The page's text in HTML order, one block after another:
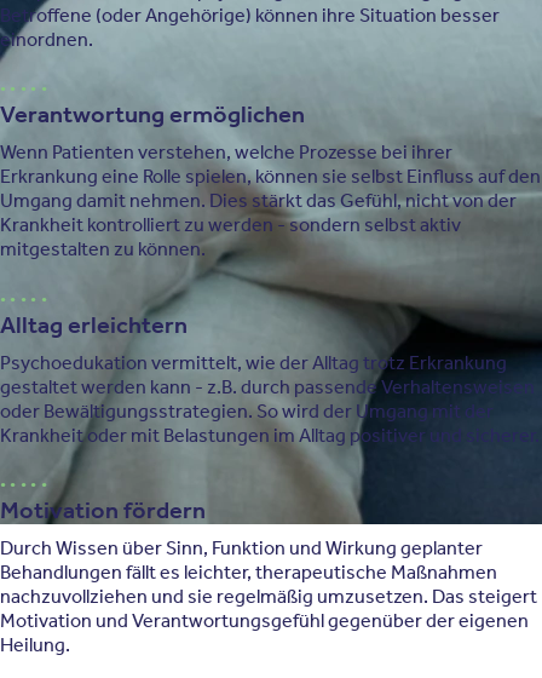
Betroffene (oder Angehörige) können ihre Situation besser
einordnen.
Verantwortung ermöglichen
Wenn Patienten verstehen, welche Prozesse bei ihrer
Erkrankung eine Rolle spielen, können sie selbst Einfluss auf den
Umgang damit nehmen. Dies stärkt das Gefühl, nicht von der
Krankheit kontrolliert zu werden - sondern selbst aktiv
mitgestalten zu können.
Alltag erleichtern
Psychoedukation vermittelt, wie der Alltag trotz Erkrankung
gestaltet werden kann - z.B. durch passende Verhaltensweisen
oder Bewältigungsstrategien. So wird der Umgang mit der
Krankheit oder mit Belastungen im Alltag positiver und sicherer.
Motivation fördern
Durch Wissen über Sinn, Funktion und Wirkung geplanter
Behandlungen fällt es leichter, therapeutische Maßnahmen
nachzuvollziehen und sie regelmäßig umzusetzen. Das steigert
Motivation und Verantwortungsgefühl gegenüber der eigenen
Heilung.